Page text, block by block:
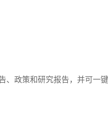
、政策和研究报告，并可一